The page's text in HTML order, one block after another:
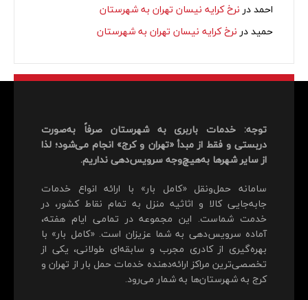
احمددرنرخ کرایه نیسان تهران به شهرستان
حمیددرنرخ کرایه نیسان تهران به شهرستان
توجه: خدمات باربری به شهرستان صرفاً به‌صورت
دربستی و فقط از مبدأ «تهران و کرج» انجام می‌شود؛ لذا
از سایر شهرها به‌هیچ‌وجه سرویس‌دهی نداریم.
سامانه حمل‌ونقل «کامل بار» با ارائه انواع خدمات
جابه‌جایی کالا و اثاثیه منزل به تمام نقاط کشور، در
خدمت شماست. این مجموعه در تمامی ایام هفته،
آماده سرویس‌دهی به شما عزیزان است. «کامل بار» با
بهره‌گیری از کادری مجرب و سابقه‌ای طولانی، یکی از
تخصصی‌ترین مراکز ارائه‌دهنده خدمات حمل بار از تهران و
کرج به شهرستان‌ها به شمار می‌رود.